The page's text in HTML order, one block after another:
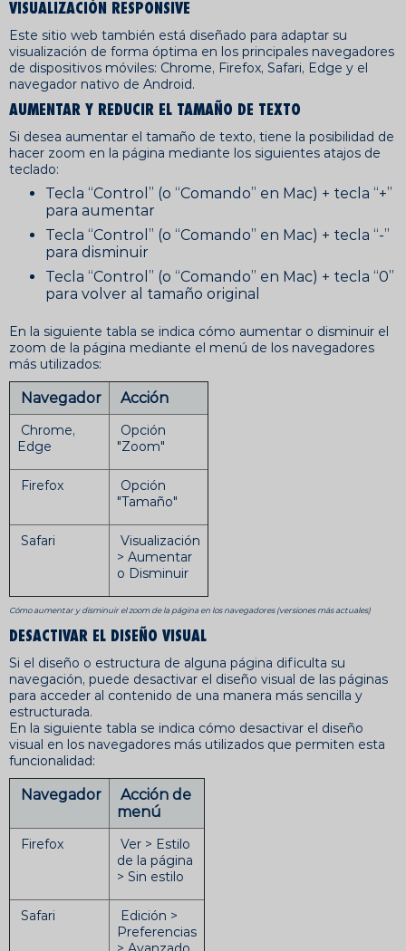
VISUALIZACIÓN RESPONSIVE
Este sitio web también está diseñado para adaptar su
visualización de forma óptima en los principales navegadores
de dispositivos móviles: Chrome, Firefox, Safari, Edge y el
navegador nativo de Android.
AUMENTAR Y REDUCIR EL TAMAÑO DE TEXTO
Si desea aumentar el tamaño de texto, tiene la posibilidad de
hacer zoom en la página mediante los siguientes atajos de
teclado:
Tecla “Control” (o “Comando” en Mac) + tecla “+”
para aumentar
Tecla “Control” (o “Comando” en Mac) + tecla “-”
para disminuir
Tecla “Control” (o “Comando” en Mac) + tecla “0”
para volver al tamaño original
En la siguiente tabla se indica cómo aumentar o disminuir el
zoom de la página mediante el menú de los navegadores
más utilizados:
Navegador Acción
Chrome,
Edge
Opción
"Zoom"
Firefox
Opción
"Tamaño"
Safari
Visualización
> Aumentar
o Disminuir
Cómo aumentar y disminuir el zoom de la página en los navegadores (versiones más actuales)
DESACTIVAR EL DISEÑO VISUAL
Si el diseño o estructura de alguna página dificulta su
navegación, puede desactivar el diseño visual de las páginas
para acceder al contenido de una manera más sencilla y
estructurada.
En la siguiente tabla se indica cómo desactivar el diseño
visual en los navegadores más utilizados que permiten esta
funcionalidad:
Navegador
Acción de
menú
Firefox
Ver > Estilo
de la página
> Sin estilo
Safari
Edición >
Preferencias